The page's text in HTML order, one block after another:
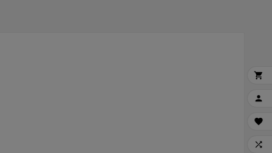



